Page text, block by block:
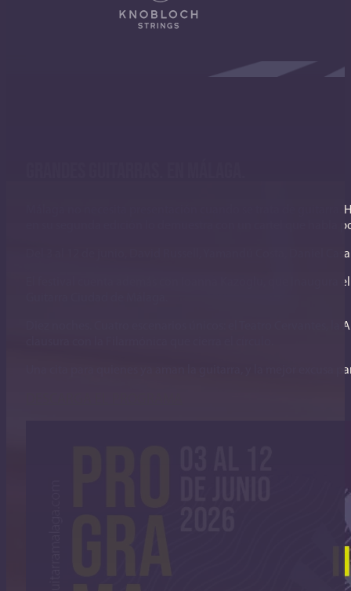
Málaga no necesita presentación cuando se trata de
en su segunda edición lo demuestra con un cartel que habla
Del 3 al 12 de junio, David Russell, Yamandú Costa, Daniel
El festival cuenta además con Ioanna Kazoglu, que
Diez noches. Cuatro escenarios únicos: el Teatro Cervantes,
Una cita para quienes ya aman la guitarra, y la mejor excusa